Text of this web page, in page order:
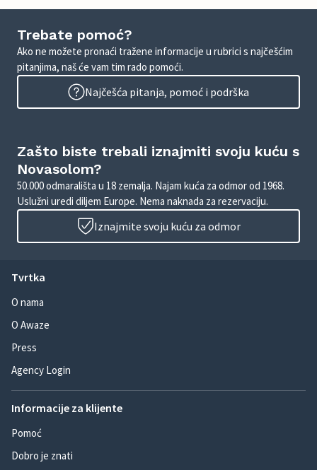
Trebate pomoć?
Ako ne možete pronaći tražene informacije u rubrici s najčešćim
pitanjima, naš će vam tim rado pomoći.
Najčešća pitanja, pomoć i podrška
Zašto biste trebali iznajmiti svoju kuću s
Novasolom?
50.000 odmarališta u 18 zemalja. Najam kuća za odmor od 1968.
Uslužni uredi diljem Europe. Nema naknada za rezervaciju.
Iznajmite svoju kuću za odmor
Tvrtka
O nama
O Awaze
Press
Agency Login
Informacije za klijente
Pomoć
Dobro je znati